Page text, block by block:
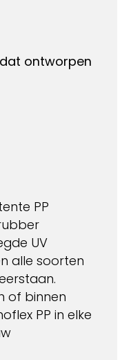
ontworpen
PP
UV
alle soorten
of binnen
PP in elke